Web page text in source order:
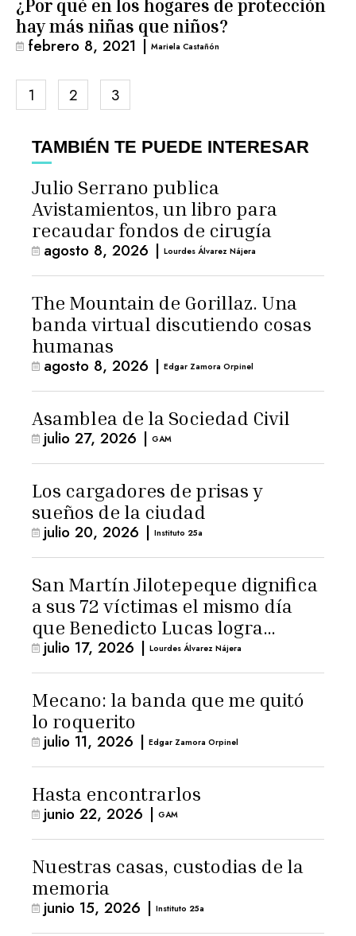
¿Por qué en los hogares de protección
hay más niñas que niños?
febrero 8, 2021 | Mariela Castañón
1 2 3
TAMBIÉN TE PUEDE INTERESAR
Julio Serrano publica
Avistamientos, un libro para
recaudar fondos de cirugía
agosto 8, 2026 | Lourdes Álvarez Nájera
The Mountain de Gorillaz. Una
banda virtual discutiendo cosas
humanas
agosto 8, 2026 | Edgar Zamora Orpinel
Asamblea de la Sociedad Civil
julio 27, 2026 | GAM
Los cargadores de prisas y
sueños de la ciudad
julio 20, 2026 | Instituto 25a
San Martín Jilotepeque dignifica
a sus 72 víctimas el mismo día
que Benedicto Lucas logra
arresto domiciliario
julio 17, 2026 | Lourdes Álvarez Nájera
Mecano: la banda que me quitó
lo roquerito
julio 11, 2026 | Edgar Zamora Orpinel
Hasta encontrarlos
junio 22, 2026 | GAM
Nuestras casas, custodias de la
memoria
junio 15, 2026 | Instituto 25a